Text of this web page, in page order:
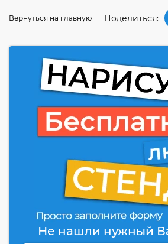
Поделиться:
Вернуться на главную
Не нашли нужный